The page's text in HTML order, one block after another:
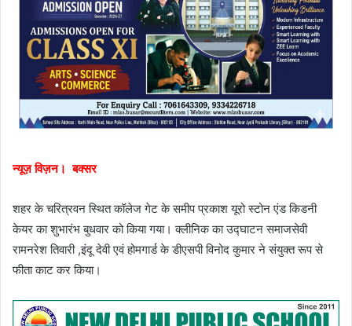
न्यूज़ विज़न। बक्सर
शहर के चरित्रवन स्थित कॉलेज गेट के समीप प्रकाश यूरो स्टोन एंड किडनी
केयर का शुभारंभ बुधवार को किया गया। क्लीनिक का उद्घाटन समाजसेवी
रामनरेश तिवारी ,इंदू देवी एवं होमगार्ड के डीएसपी विनोद कुमार ने संयुक्त रूप से
फीता काट कर किया।